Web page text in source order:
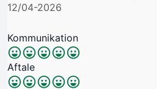
12/04-2026
Kommunikation
Aftale